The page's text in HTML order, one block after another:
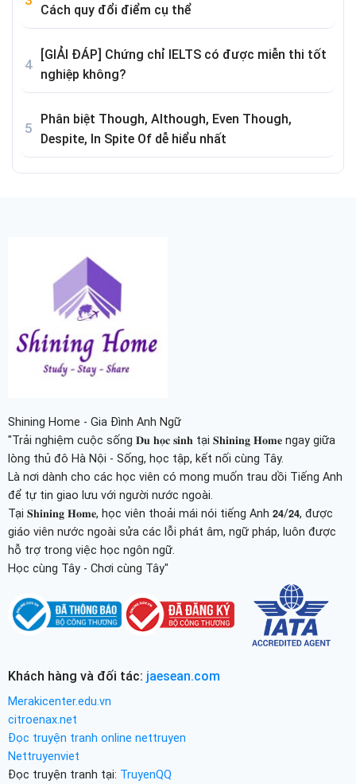
Cách quy đổi điểm cụ thể
[GIẢI ĐÁP] Chứng chỉ IELTS có được miễn thi tốt
nghiệp không?
Phân biệt Though, Although, Even Though,
Despite, In Spite Of dễ hiểu nhất
Shining Home - Gia Đình Anh Ngữ
"Trải nghiệm cuộc sống 𝐃𝐮 𝐡𝐨̣𝐜 𝐬𝐢𝐧𝐡 tại 𝐒𝐡𝐢𝐧𝐢𝐧𝐠 𝐇𝐨𝐦𝐞 ngay giữa
lòng thủ đô Hà Nội - Sống, học tập, kết nối cùng Tây.
Là nơi dành cho các học viên có mong muốn trau dồi Tiếng Anh
để tự tin giao lưu với người nước ngoài.
Tại 𝐒𝐡𝐢𝐧𝐢𝐧𝐠 𝐇𝐨𝐦𝐞, học viên thoải mái nói tiếng Anh 𝟮𝟰/𝟮𝟰, được
giáo viên nước ngoài sửa các lỗi phát âm, ngữ pháp, luôn được
hỗ trợ trong việc học ngôn ngữ.
Học cùng Tây - Chơi cùng Tây"
Khách hàng và đối tác: jaesean.com
Merakicenter.edu.vn
citroenax.net
Đọc truyện tranh online nettruyen
Nettruyenviet
Đọc truyện tranh tại: TruyenQQ